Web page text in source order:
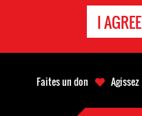
I AGREE
Faites un don Agissez